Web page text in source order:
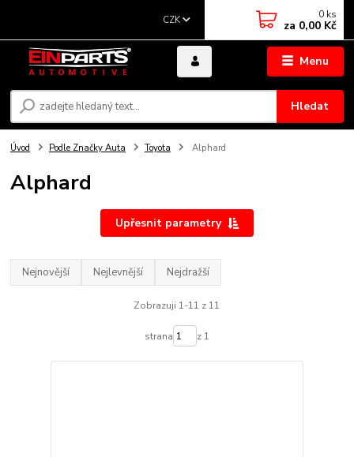
Menu
CZK
Hledat
0 ks
za 0,00 Kč
Úvod Podle Značky Auta Toyota Alphard
Alphard
Upřesnit parametry
Nejnovější Nejlevnější Nejdražší
Zobrazuji 1-11 z 11
strana z 1